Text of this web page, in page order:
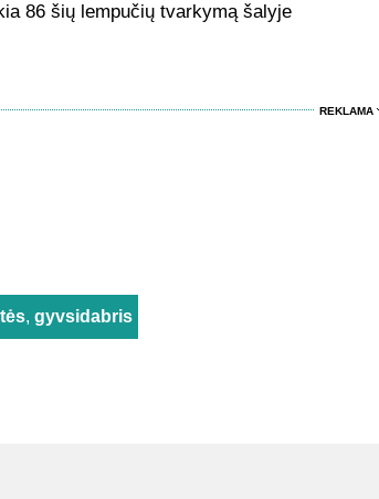
86 šių lempučių tvarkymą šalyje
REKLAMA
, gyvsidabris